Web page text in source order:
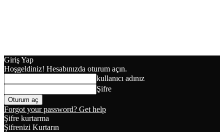
Giriş Yap
Hoşgeldiniz! Hesabınızda oturum açın.
kullanıcı adınız
Şifre
Forgot your password? Get help
Şifre kurtarma
Şifrenizi Kurtarın